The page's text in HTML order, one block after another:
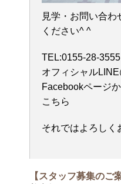
見学・お問い合
ください^ ^
TEL:0155-28-3555
オフィシャル
Facebookページ
こちら
それではよろしく
【スタッフ募集のご